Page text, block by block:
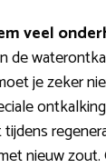
veel
de
je zeker
nieuw